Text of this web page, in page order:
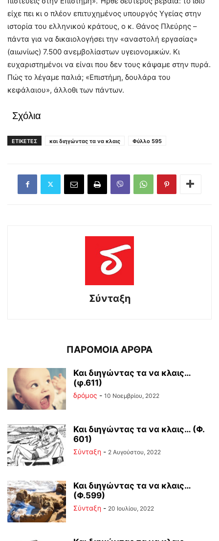
είχε πει κι ο πλέον επιτυχημένος υπουργός Υγείας στην
ιστορία του ελληνικού κράτους, ο κ. Θάνος Πλεύρης –
πάντα για να δικαιολογήσει την «αναστολή εργασίας»
(αιωνίως) 7.500 ανεμβολίαστων υγειονομικών. Κι
ευχαριστημένοι να είναι που δεν τους κάψαμε στην πυρά.
Πώς το λέγαμε παλιά; «Επιστήμη, δουλάρα του
κεφάλαιου», άλλοθι των πάντων.
Σχόλια
ΕΤΙΚΕΤΕΣ και διηγώντας τα να κλαις Φύλλο 595
Σύνταξη
ΠΑΡΟΜΟΙΑ ΑΡΘΡΑ
Και διηγώντας τα να κλαις…
(φ.611)
δρόμος - 10 Νοεμβρίου, 2022
Και διηγώντας τα να κλαις… (Φ.
601)
Σύνταξη - 2 Αυγούστου, 2022
Και διηγώντας τα να κλαις…
(Φ.599)
Σύνταξη - 20 Ιουλίου, 2022